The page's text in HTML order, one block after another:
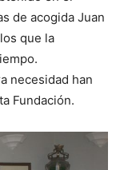
de acogida Juan
que la
necesidad han
Fundación.